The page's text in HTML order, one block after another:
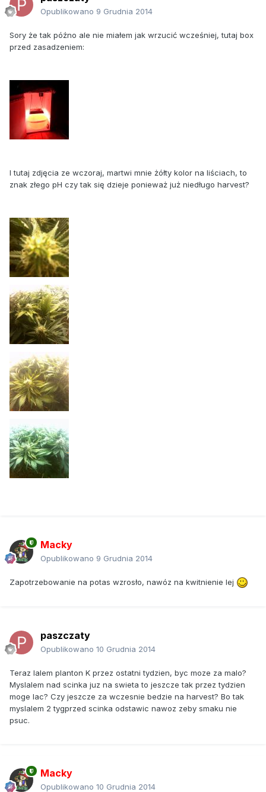
Opublikowano 9 Grudnia 2014
Sory że tak późno ale nie miałem jak wrzucić wcześniej, tutaj box
przed zasadzeniem:
I tutaj zdjęcia ze wczoraj, martwi mnie żółty kolor na liściach, to
znak złego pH czy tak się dzieje ponieważ już niedługo harvest?
Macky
Opublikowano 9 Grudnia 2014
Zapotrzebowanie na potas wzrosło, nawóz na kwitnienie lej
paszczaty
Opublikowano 10 Grudnia 2014
Teraz lalem planton K przez ostatni tydzien, byc moze za malo?
Myslalem nad scinka juz na swieta to jeszcze tak przez tydzien
moge lac? Czy jeszcze za wczesnie bedzie na harvest? Bo tak
myslalem 2 tygprzed scinka odstawic nawoz zeby smaku nie
psuc.
Macky
Opublikowano 10 Grudnia 2014